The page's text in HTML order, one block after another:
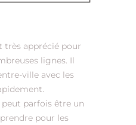
très apprécié pour
lignes. Il
ville avec les
peut parfois être un
pour les